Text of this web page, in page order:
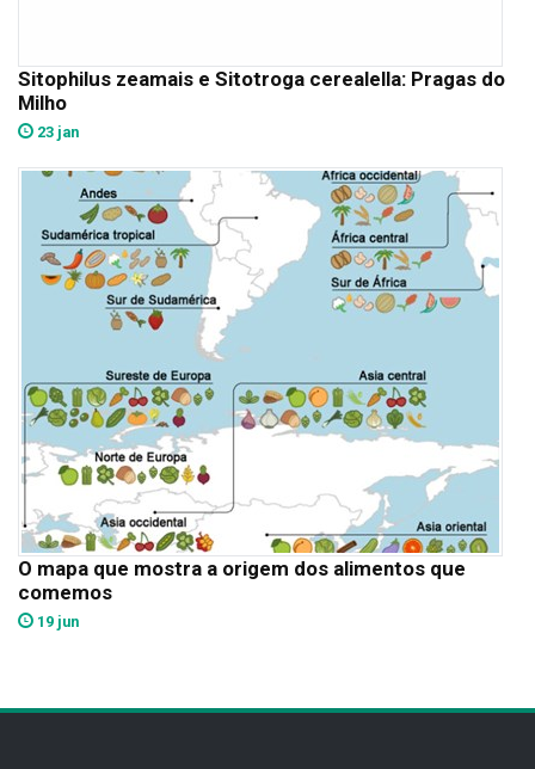
Sitophilus zeamais e Sitotroga cerealella: Pragas do
Milho
23 jan
O mapa que mostra a origem dos alimentos que
comemos
19 jun